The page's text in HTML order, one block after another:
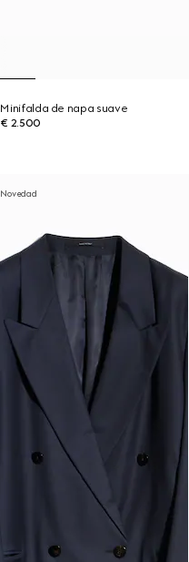
Minifalda de napa suave
€ 2.500
Novedad